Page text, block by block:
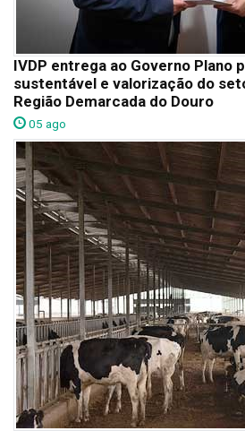
IVDP entrega ao Governo Plano
sustentável e valorização do
Região Demarcada do Douro
05 ago